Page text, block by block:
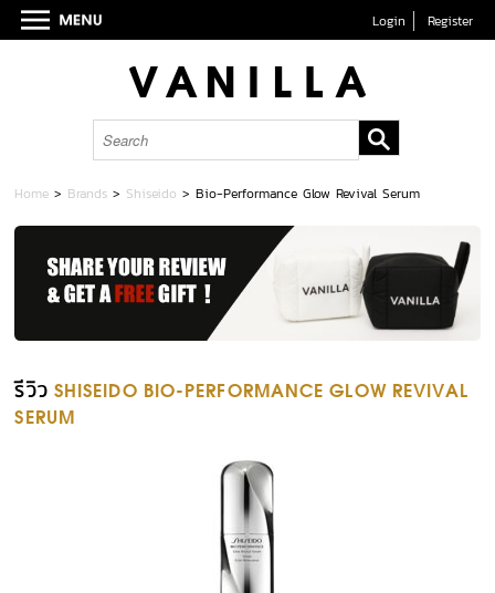
Login Register
Home > Brands > Shiseido >Bio-Performance Glow Revival Serum
รีวิว SHISEIDO BIO-PERFORMANCE GLOW REVIVAL
SERUM